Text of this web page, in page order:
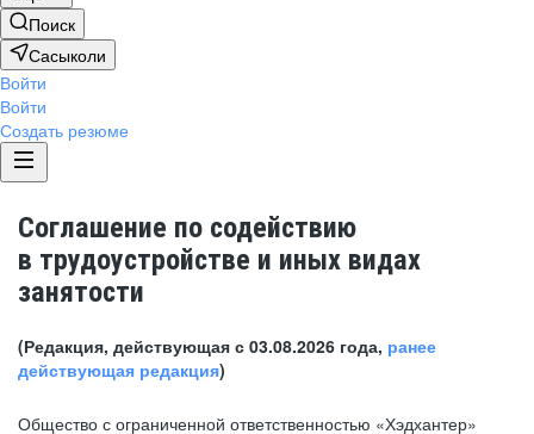
Поиск
Сасыколи
Войти
Войти
Создать резюме
Соглашение по содействию
в трудоустройстве и иных видах
занятости
(Редакция, действующая с 03.08.2026 года, ранее
действующая редакция)
Общество с ограниченной ответственностью «Хэдхантер»